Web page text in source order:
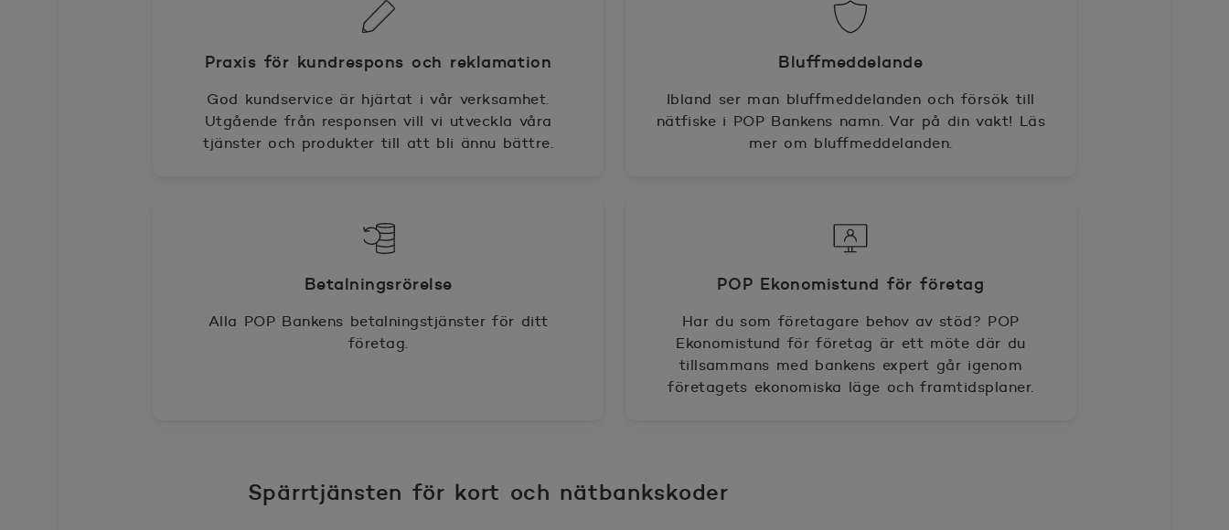
Praxis för kundrespons och reklamation
God kundservice är hjärtat i vår verksamhet.
Utgående från responsen vill vi utveckla våra
tjänster och produkter till att bli ännu bättre.
Bluffmeddelande
Ibland ser man bluffmeddelanden och försök till
nätfiske i POP Bankens namn. Var på din vakt! Läs
mer om bluffmeddelanden.
Betalningsrörelse
Alla POP Bankens betalningstjänster för ditt
företag.
POP Ekonomistund för företag
Har du som företagare behov av stöd? POP
Ekonomistund för företag är ett möte där du
tillsammans med bankens expert går igenom
företagets ekonomiska läge och framtidsplaner.
Spärrtjänsten för kort och nätbankskoder